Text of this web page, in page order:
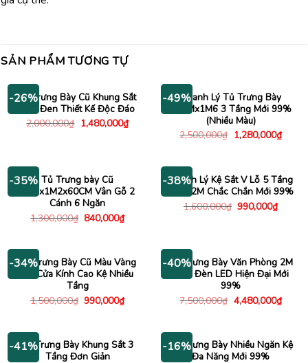
SẢN PHẨM TƯƠNG TỰ
-26%
Kệ Trưng Bày Cũ Khung Sắt
Sơn Đen Thiết Kế Độc Đáo
2,000,000₫ Giá
gốc
1,480,000₫Giá
hiện
-49%Thanh Lý Tủ Trưng Bày
80CMx1M6 3 Tầng Mới 99%
(Nhiều Màu)
2,500,000₫ Giá
gốc
1,280,000₫Giá
hiện
-35% Tủ Trưng bày Cũ
1M2x1M2x60CM Vân Gỗ 2
Cánh 6 Ngăn
1,300,000₫ Giá
840,000₫Giá
hiện
840,000₫.
-38%
Thanh Lý Kệ Sắt V Lỗ 5 Tầng
1M2x2M Chắc Chắn Mới 99%
1,600,000₫ Giá
990,000₫Giá
hiện
-34%
Tủ Trưng Bày Cũ Màu Vàng
Có Cửa Kính Cao Kệ Nhiều
Tầng
1,500,000₫ Giá
990,000₫Giá
hiện
990,000₫.
-40%
Tủ Trưng Bày Văn Phòng 2M
Kèm Đèn LED Hiện Đại Mới
99%
7,500,000₫ Giá
gốc
4,480,000₫Giá
hiện
-41%
Kệ Trưng Bày Khung Sắt 3
Tầng Đơn Giản
-16%
Tủ Trưng Bày Nhiều Ngăn Kệ
Đa Năng Mới 99%